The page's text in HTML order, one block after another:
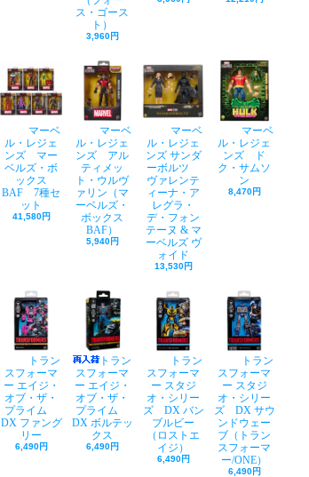
ス・ゴース
ト）
3,960円
マーベ
ル・レジェ
ンズ マー
ベルズ・ボ
ックス
BAF 7種セ
ット
41,580円
マーベ
ル・レジェ
ンズ アル
ティメッ
ト・ウルヴ
ァリン（マ
ーベルズ・
ボックス
BAF）
5,940円
マーベ
ル・レジェ
ンズ サンダ
ーボルツ
ヴァレンテ
ィーナ・ア
レグラ・
デ・フォン
テーヌ & マ
ーベルズ ヴ
ォイド
13,530円
マーベ
ル・レジェ
ンズ ド
ク・サムソ
ン
8,470円
トラン
スフォーマ
ー エイジ・
オブ・ザ・
プライム
DX ファング
リー
6,490円
トラン
スフォーマ
ー エイジ・
オブ・ザ・
プライム
DX ボルテッ
クス
6,490円
トラン
スフォーマ
ー スタジ
オ・シリー
ズ DX バン
ブルビー
（ロストエ
イジ）
6,490円
トラン
スフォーマ
ー スタジ
オ・シリー
ズ DX サウ
ンドウェー
ブ（トラン
スフォーマ
ー/ONE）
6,490円